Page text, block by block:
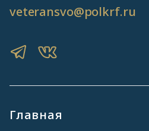
Главная
veteransvo@polkrf.ru